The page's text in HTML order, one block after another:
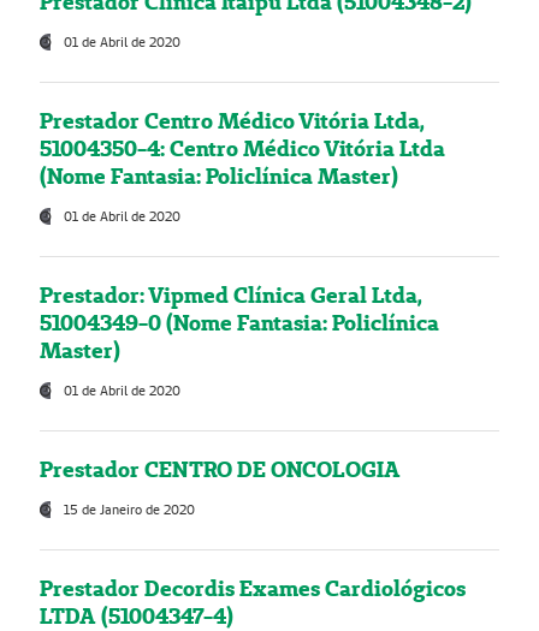
01 de Abril de 2020
Prestador Centro Médico Vitória Ltda,
51004350-4: Centro Médico Vitória Ltda
(Nome Fantasia: Policlínica Master)
01 de Abril de 2020
Prestador: Vipmed Clínica Geral Ltda,
51004349-0 (Nome Fantasia: Policlínica
Master)
01 de Abril de 2020
Prestador CENTRO DE ONCOLOGIA
15 de Janeiro de 2020
Prestador Decordis Exames Cardiológicos
LTDA (51004347-4)